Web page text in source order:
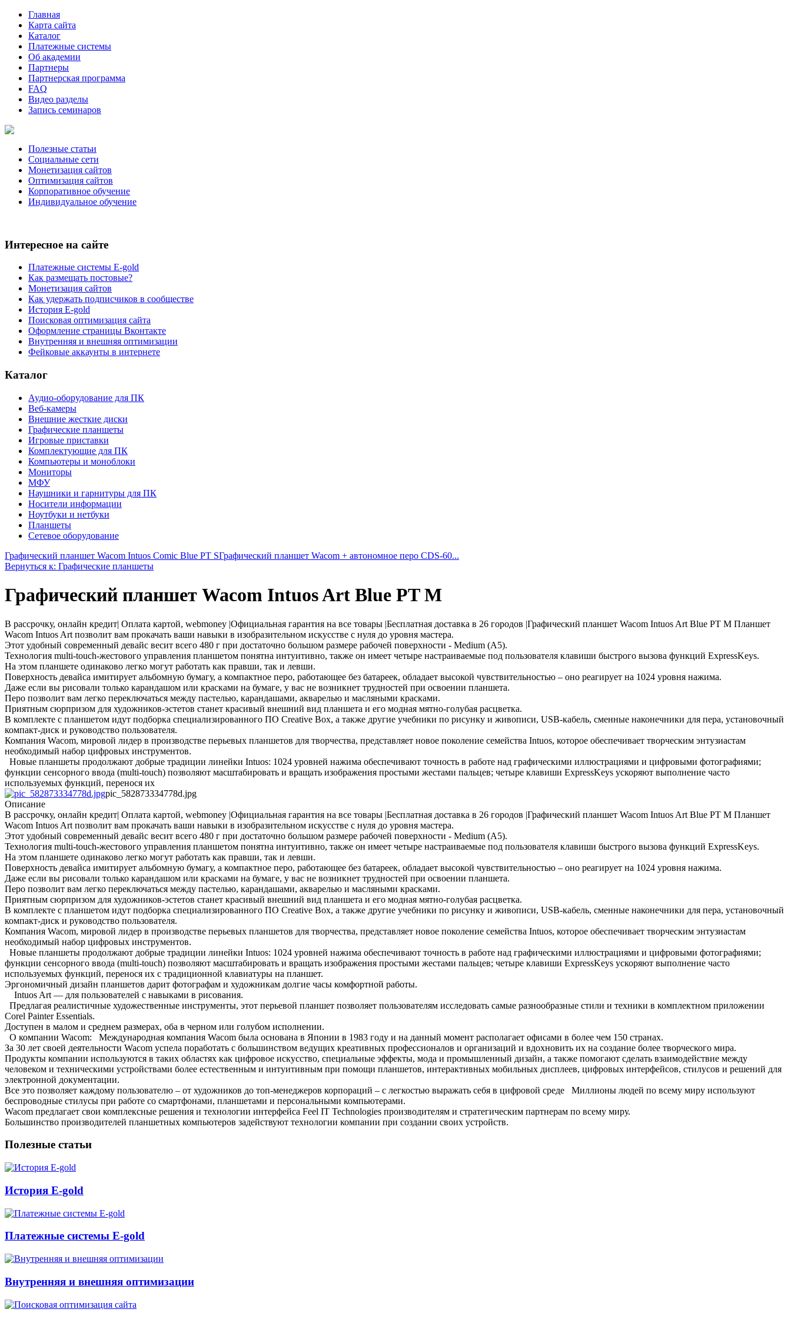
Главная
Карта сайта
Каталог
Платежные системы
Об академии
Партнеры
Партнерская программа
FAQ
Видео разделы
Запись семинаров
Полезные статьи
Социальные сети
Монетизация сайтов
Оптимизация сайтов
Корпоративное обучение
Индивидуальное обучение
Интересное на сайте
Платежные системы E-gold
Как размещать постовые?
Монетизация сайтов
Как удержать подписчиков в сообществе
История E-gold
Поисковая оптимизация сайта
Оформление страницы Вконтакте
Внутренняя и внешняя оптимизации
Фейковые аккаунты в интернете
Каталог
Аудио-оборудование для ПК
Веб-камеры
Внешние жесткие диски
Графические планшеты
Игровые приставки
Комплектующие для ПК
Компьютеры и моноблоки
Мониторы
МФУ
Наушники и гарнитуры для ПК
Носители информации
Ноутбуки и нетбуки
Планшеты
Сетевое оборудование
Графический планшет Wacom Intuos Comic Blue PT SГрафический планшет Wacom + автономное перо CDS-60...
Вернуться к: Графические планшеты
Графический планшет Wacom Intuos Art Blue PT M
В рассрочку, онлайн кредит| Оплата картой, webmoney |Официальная гарантия на все товары |Бесплатная доставка в 26 городов |Графический планшет Wacom Intuos Art Blue PT M Планшет
Wacom Intuos Art позволит вам прокачать ваши навыки в изобразительном искусстве с нуля до уровня мастера.
Этот удобный современный девайс весит всего 480 г при достаточно большом размере рабочей поверхности - Medium (A5).
Технология multi-touch-жестового управления планшетом понятна интуитивно, также он имеет четыре настраиваемые под пользователя клавиши быстрого вызова функций ExpressKeys.
На этом планшете одинаково легко могут работать как правши, так и левши.
Поверхность девайса имитирует альбомную бумагу, а компактное перо, работающее без батареек, обладает высокой чувствительностью – оно реагирует на 1024 уровня нажима.
Даже если вы рисовали только карандашом или красками на бумаге, у вас не возникнет трудностей при освоении планшета.
Перо позволит вам легко переключаться между пастелью, карандашами, акварелью и масляными красками.
Приятным сюрпризом для художников-эстетов станет красивый внешний вид планшета и его модная мятно-голубая расцветка.
В комплекте с планшетом идут подборка специализированного ПО Creative Box, а также другие учебники по рисунку и живописи, USB-кабель, сменные наконечники для пера, установочный
компакт-диск и руководство пользователя.
Компания Wacom, мировой лидер в производстве перьевых планшетов для творчества, представляет новое поколение семейства Intuos, которое обеспечивает творческим энтузиастам
необходимый набор цифровых инструментов.
Новые планшеты продолжают добрые традиции линейки Intuos: 1024 уровней нажима обеспечивают точность в работе над графическими иллюстрациями и цифровыми фотографиями;
функции сенсорного ввода (multi-touch) позволяют масштабировать и вращать изображения простыми жестами пальцев; четыре клавиши ExpressKeys ускоряют выполнение часто
используемых функций, перенося их
pic_582873334778d.jpg
Описание
В рассрочку, онлайн кредит| Оплата картой, webmoney |Официальная гарантия на все товары |Бесплатная доставка в 26 городов |Графический планшет Wacom Intuos Art Blue PT M Планшет
Wacom Intuos Art позволит вам прокачать ваши навыки в изобразительном искусстве с нуля до уровня мастера.
Этот удобный современный девайс весит всего 480 г при достаточно большом размере рабочей поверхности - Medium (A5).
Технология multi-touch-жестового управления планшетом понятна интуитивно, также он имеет четыре настраиваемые под пользователя клавиши быстрого вызова функций ExpressKeys.
На этом планшете одинаково легко могут работать как правши, так и левши.
Поверхность девайса имитирует альбомную бумагу, а компактное перо, работающее без батареек, обладает высокой чувствительностью – оно реагирует на 1024 уровня нажима.
Даже если вы рисовали только карандашом или красками на бумаге, у вас не возникнет трудностей при освоении планшета.
Перо позволит вам легко переключаться между пастелью, карандашами, акварелью и масляными красками.
Приятным сюрпризом для художников-эстетов станет красивый внешний вид планшета и его модная мятно-голубая расцветка.
В комплекте с планшетом идут подборка специализированного ПО Creative Box, а также другие учебники по рисунку и живописи, USB-кабель, сменные наконечники для пера, установочный
компакт-диск и руководство пользователя.
Компания Wacom, мировой лидер в производстве перьевых планшетов для творчества, представляет новое поколение семейства Intuos, которое обеспечивает творческим энтузиастам
необходимый набор цифровых инструментов.
Новые планшеты продолжают добрые традиции линейки Intuos: 1024 уровней нажима обеспечивают точность в работе над графическими иллюстрациями и цифровыми фотографиями;
функции сенсорного ввода (multi-touch) позволяют масштабировать и вращать изображения простыми жестами пальцев; четыре клавиши ExpressKeys ускоряют выполнение часто
используемых функций, перенося их с традиционной клавиатуры на планшет.
Эргономичный дизайн планшетов дарит фотографам и художникам долгие часы комфортной работы.
Intuos Art — для пользователей с навыками в рисования.
Предлагая реалистичные художественные инструменты, этот перьевой планшет позволяет пользователям исследовать самые разнообразные стили и техники в комплектном приложении
Corel Painter Essentials.
Доступен в малом и среднем размерах, оба в черном или голубом исполнении.
О компании Wacom: Международная компания Wacom была основана в Японии в 1983 году и на данный момент располагает офисами в более чем 150 странах.
За 30 лет своей деятельности Wacom успела поработать с большинством ведущих креативных профессионалов и организаций и вдохновить их на создание более творческого мира.
Продукты компании используются в таких областях как цифровое искусство, специальные эффекты, мода и промышленный дизайн, а также помогают сделать взаимодействие между
человеком и техническими устройствами более естественным и интуитивным при помощи планшетов, интерактивных мобильных дисплеев, цифровых интерфейсов, стилусов и решений для
электронной документации.
Все это позволяет каждому пользователю – от художников до топ-менеджеров корпораций – с легкостью выражать себя в цифровой среде Миллионы людей по всему миру используют
беспроводные стилусы при работе со смартфонами, планшетами и персональными компьютерами.
Wacom предлагает свои комплексные решения и технологии интерфейса Feel IT Technologies производителям и стратегическим партнерам по всему миру.
Большинство производителей планшетных компьютеров задействуют технологии компании при создании своих устройств.
Полезные статьи
История E-gold
Платежные системы E-gold
Внутренняя и внешняя оптимизации